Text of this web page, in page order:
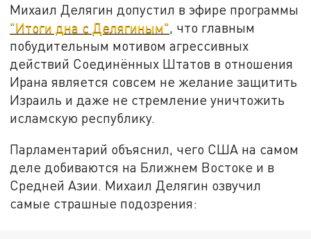
Михаил Делягин допустил в эфире программы
"Итоги дна с Делягиным", что главным
побудительным мотивом агрессивных
действий Соединённых Штатов в отношения
Ирана является совсем не желание защитить
Израиль и даже не стремление уничтожить
исламскую республику.
Парламентарий объяснил, чего США на самом
деле добиваются на Ближнем Востоке и в
Средней Азии. Михаил Делягин озвучил
самые страшные подозрения: